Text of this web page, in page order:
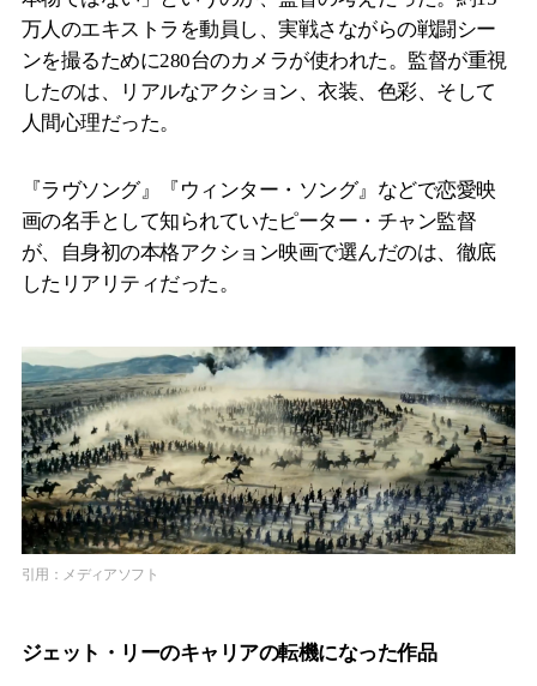
万人のエキストラを動員し、実戦さながらの戦闘シー
ンを撮るために280台のカメラが使われた。監督が重視
したのは、リアルなアクション、衣装、色彩、そして
人間心理だった。
『ラヴソング』『ウィンター・ソング』などで恋愛映
画の名手として知られていたピーター・チャン監督
が、自身初の本格アクション映画で選んだのは、徹底
したリアリティだった。
引用：メディアソフト
ジェット・リーのキャリアの転機になった作品